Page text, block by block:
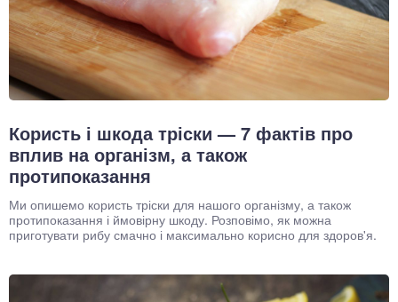
Користь і шкода тріски — 7 фактів про
вплив на організм, а також
протипоказання
Ми опишемо користь тріски для нашого організму, а також
протипоказання і ймовірну шкоду. Розповімо, як можна
приготувати рибу смачно і максимально корисно для здоров'я.